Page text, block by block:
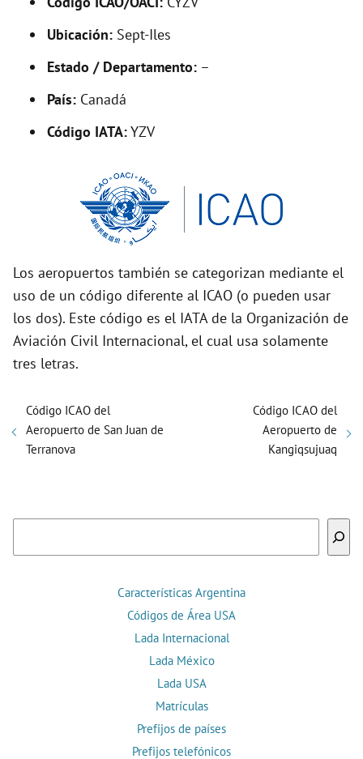
i
Ubicación: Sept-Iles
Estado / Departamento: –
País: Canadá
Código IATA:YZV
Los aeropuertos también se categorizan mediante el
uso de un código diferente al ICAO (o pueden usar
los dos). Este código es el IATA de la Organización de
Aviación Civil Internacional, el cual usa solamente
tres letras.
Código ICAO del
Aeropuerto de San Juan de
Terranova
Código ICAO del
Aeropuerto de
Kangiqsujuaq
Características Argentina
Códigos de Área USA
Lada Internacional
Lada México
Lada USA
Matrículas
Prefijos de países
Prefijos telefónicos